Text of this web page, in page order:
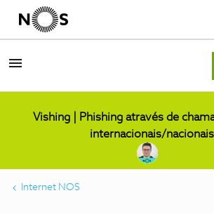
Vishing | Phishing através de
internacionais/nacionais
Internet NOS